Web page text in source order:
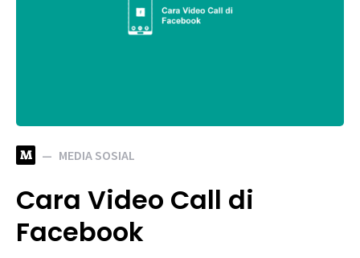
M MEDIA SOSIAL
Cara Video Call di
Facebook